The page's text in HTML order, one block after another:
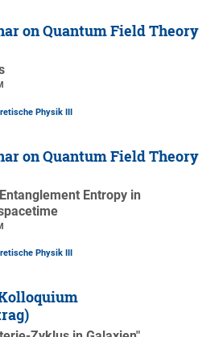
on Quantum Field Theory
Physik III
on Quantum Field Theory
Entropy in
Physik III